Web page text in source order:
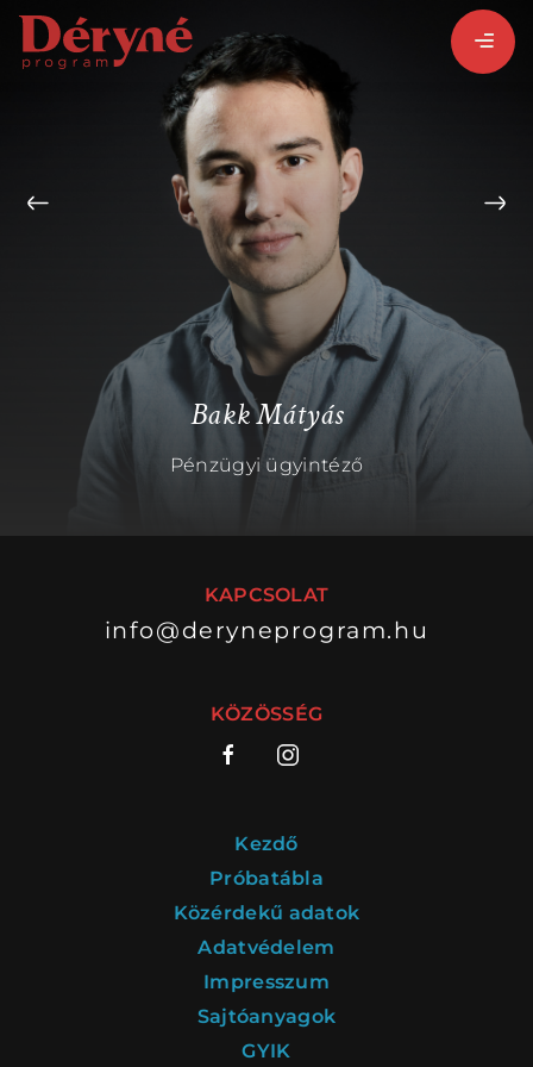
BEJELENTKEZEM
REGISZTRÁLOK
PROGRAMISMERTETŐ
ALPROGRAMOK:
KÖZREMŰKÖDŐK:
SZAKMAI BIZOTTSÁG
MENTOROK
ELŐADÁSOK
Bakk Mátyás
Pénzügyi ügyintéző
KAPCSOLAT
info@deryneprogram.hu
KÖZÖSSÉG
Kezdő
Próbatábla
Közérdekű adatok
Adatvédelem
Impresszum
Sajtóanyagok
GYIK